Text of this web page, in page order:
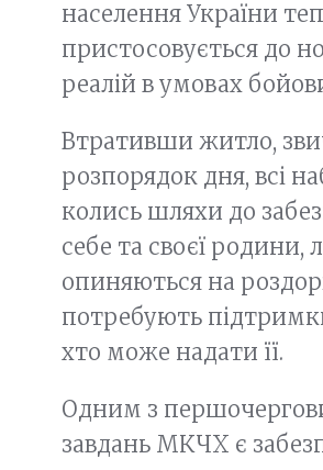
населення України
пристосовується до
реалій в умовах
Втративши житло,
розпорядок дня, всі
колись шляхи до
себе та своєї родини,
опиняються на
потребують
хто може надати її.
Одним з
завдань МКЧХ є